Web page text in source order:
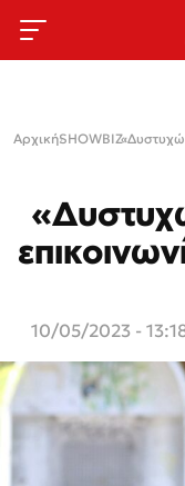
Αρχική›
SHOWBIZ›
10/05/2023 -